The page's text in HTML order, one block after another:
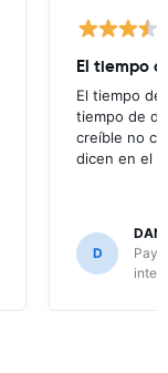
El tiempo
El tiempo
tiempo de
creíble no
dicen en el
D